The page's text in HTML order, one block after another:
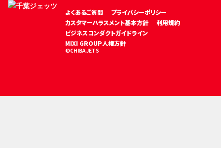
よくあるご質問
プライバシーポリシー
カスタマーハラスメント基本方針
利用規約
ビジネスコンダクトガイドライン
MIXI GROUP人権方針
©CHIBA JETS